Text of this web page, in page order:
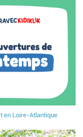
en Loire-Atlantique